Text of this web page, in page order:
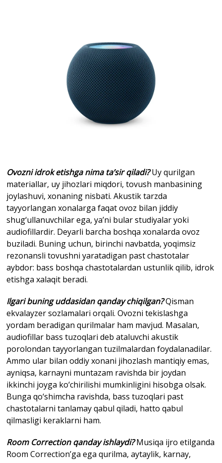
Ovozni idrok etishga nima ta’sir qiladi?Uy qurilgan
materiallar, uy jihozlari miqdori, tovush manbasining
joylashuvi, xonaning nisbati. Akustik tarzda
tayyorlangan xonalarga faqat ovoz bilan jiddiy
shug‘ullanuvchilar ega, ya’ni bular studiyalar yoki
audiofillardir. Deyarli barcha boshqa xonalarda ovoz
buziladi. Buning uchun, birinchi navbatda, yoqimsiz
rezonansli tovushni yaratadigan past chastotalar
aybdor: bass boshqa chastotalardan ustunlik qilib, idrok
etishga xalaqit beradi.
Ilgari buning uddasidan qanday chiqilgan?Qisman
ekvalayzer sozlamalari orqali. Ovozni tekislashga
yordam beradigan qurilmalar ham mavjud. Masalan,
audiofillar bass tuzoqlari deb ataluvchi akustik
porolondan tayyorlangan tuzilmalardan foydalanadilar.
Ammo ular bilan oddiy xonani jihozlash mantiqiy emas,
ayniqsa, karnayni muntazam ravishda bir joydan
ikkinchi joyga ko‘chirilishi mumkinligini hisobga olsak.
Bunga qo‘shimcha ravishda, bass tuzoqlari past
chastotalarni tanlamay qabul qiladi, hatto qabul
qilmasligi keraklarni ham.
Room Correction qanday ishlaydi?Musiqa ijro etilganda
Room Correction’ga ega qurilma, aytaylik, karnay,